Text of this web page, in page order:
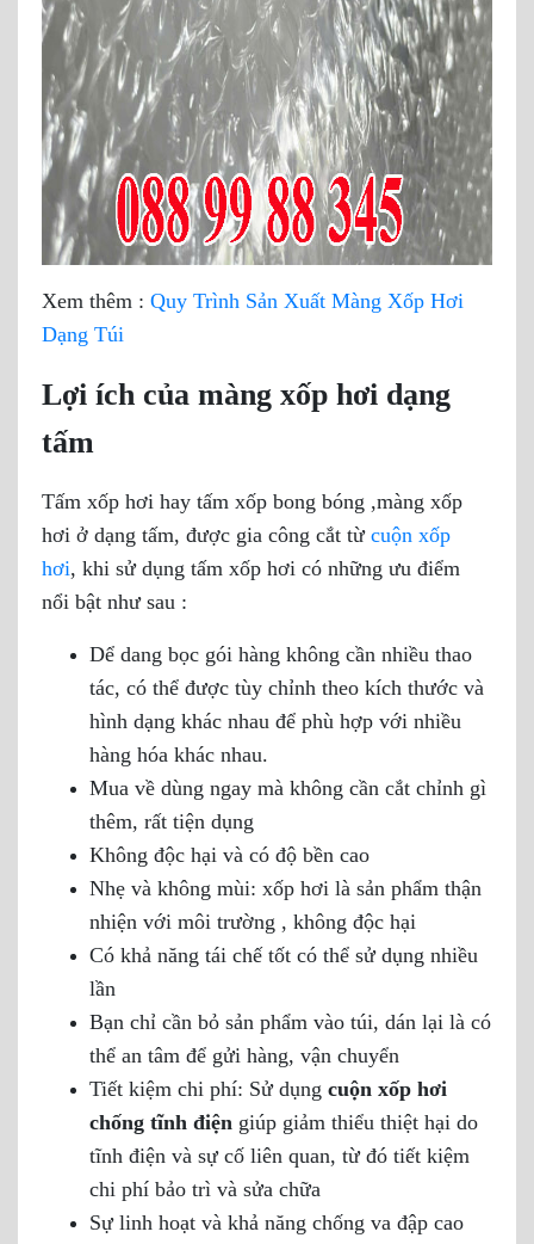
Xem thêm : Quy Trình Sản Xuất Màng Xốp Hơi
Dạng Túi
Lợi ích của màng xốp hơi dạng
tấm
Tấm xốp hơi hay tấm xốp bong bóng ,màng xốp
hơi ở dạng tấm, được gia công cắt từ cuộn xốp
hơi, khi sử dụng tấm xốp hơi có những ưu điểm
nổi bật như sau :
Dể dang bọc gói hàng không cần nhiều thao
tác, có thể được tùy chỉnh theo kích thước và
hình dạng khác nhau để phù hợp với nhiều
hàng hóa khác nhau.
Mua về dùng ngay mà không cần cắt chỉnh gì
thêm, rất tiện dụng
Không độc hại và có độ bền cao
Nhẹ và không mùi: xốp hơi là sản phẩm thận
nhiện với môi trường , không độc hại
Có khả năng tái chế tốt có thể sử dụng nhiều
lần
Bạn chỉ cần bỏ sản phẩm vào túi, dán lại là có
thể an tâm để gửi hàng, vận chuyển
Tiết kiệm chi phí: Sử dụng cuộn xốp hơi
chống tĩnh điện giúp giảm thiểu thiệt hại do
tĩnh điện và sự cố liên quan, từ đó tiết kiệm
chi phí bảo trì và sửa chữa
Sự linh hoạt và khả năng chống va đập cao